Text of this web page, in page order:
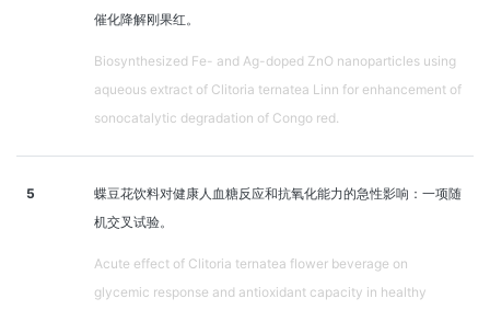
催化降解刚果红。
Biosynthesized Fe- and Ag-doped ZnO nanoparticles using
aqueous extract of Clitoria ternatea Linn for enhancement of
sonocatalytic degradation of Congo red.
5
蝶豆花饮料对健康人血糖反应和抗氧化能力的急性影响：一项随
机交叉试验。
Acute effect of Clitoria ternatea flower beverage on
glycemic response and antioxidant capacity in healthy